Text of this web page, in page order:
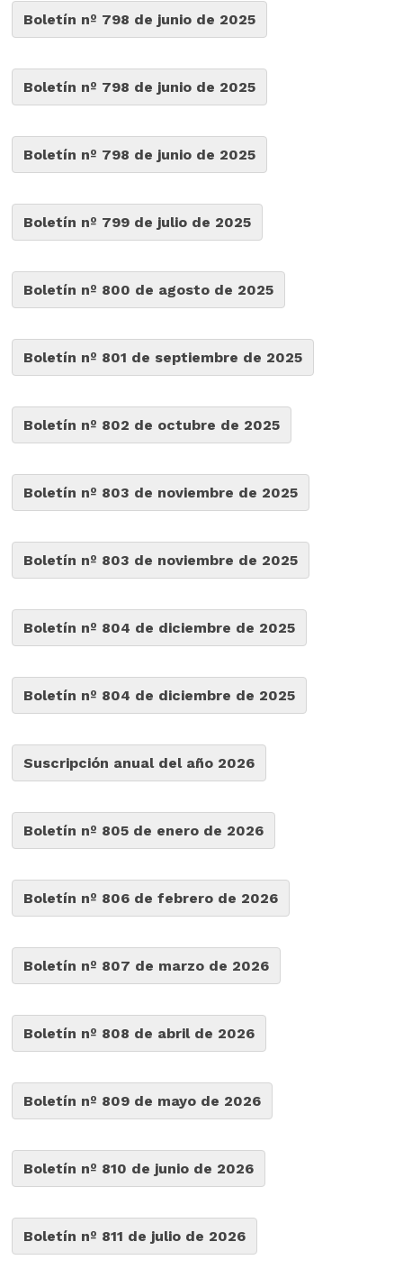
Boletín nº 798 de junio de 2025
Boletín nº 798 de junio de 2025
Boletín nº 798 de junio de 2025
Boletín nº 799 de julio de 2025
Boletín nº 800 de agosto de 2025
Boletín nº 801 de septiembre de 2025
Boletín nº 802 de octubre de 2025
Boletín nº 803 de noviembre de 2025
Boletín nº 803 de noviembre de 2025
Boletín nº 804 de diciembre de 2025
Boletín nº 804 de diciembre de 2025
Suscripción anual del año 2026
Boletín nº 805 de enero de 2026
Boletín nº 806 de febrero de 2026
Boletín nº 807 de marzo de 2026
Boletín nº 808 de abril de 2026
Boletín nº 809 de mayo de 2026
Boletín nº 810 de junio de 2026
Boletín nº 811 de julio de 2026